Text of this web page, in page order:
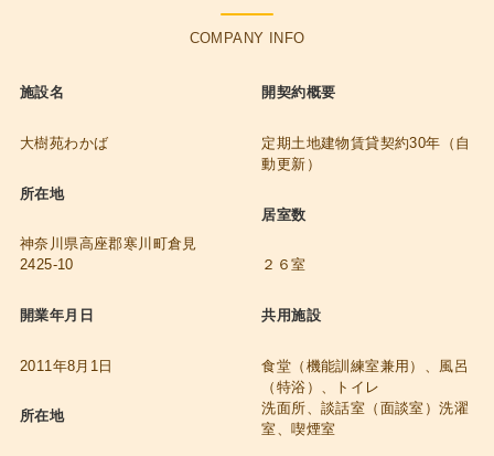
施設名
大樹苑わかば
所在地
神奈川県高座郡寒川町倉見
2425-10
開業年月日
2011年8月1日
所在地
開契約概要
定期土地建物賃貸契約30年（自
動更新）
居室数
２６室
共用施設
食堂（機能訓練室兼用）、風呂
（特浴）、トイレ
洗面所、談話室（面談室）洗濯
室、喫煙室
COMPANY INFO